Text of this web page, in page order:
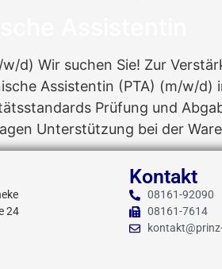
d) Wir suchen Sie! Zur
Assistentin (PTA) (m/w/d)
Prüfung und
Unterstützung bei der
24
Kontakt
08161-92090
08161-7614